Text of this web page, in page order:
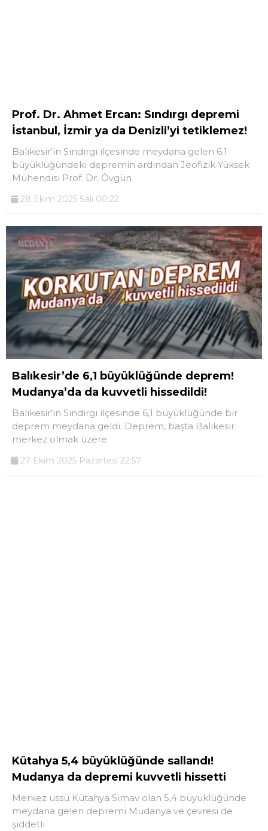
Prof. Dr. Ahmet Ercan: Sındırgı depremi
İstanbul, İzmir ya da Denizli’yi tetiklemez!
Balıkesir’in Sındırgı ilçesinde meydana gelen 6.1
büyüklüğündeki depremin ardından Jeofizik Yüksek
Mühendisi Prof. Dr. Övgün
28 Ekim 2025 Salı 00:22
Balıkesir’de 6,1 büyüklüğünde deprem!
Mudanya’da da kuvvetli hissedildi!
Balıkesir’in Sındırgı ilçesinde 6,1 büyüklüğünde bir
deprem meydana geldi. Deprem, başta Balıkesir
merkez olmak üzere
27 Ekim 2025 Pazartesi 22:57
Kütahya 5,4 büyüklüğünde sallandı!
Mudanya da depremi kuvvetli hissetti
Merkez üssü Kütahya Simav olan 5,4 büyüklüğünde
meydana gelen depremi Mudanya ve çevresi de
şiddetli